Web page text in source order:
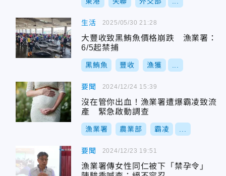
生活
大豐收致黑鮪魚價格崩跌 漁業署：
6/5起禁捕
黑鮪魚 豐收 漁獲
2025/05/30 21:28
要聞
沒在管你出血！漁業署遭爆霸凌致流
產 緊急啟動調查
漁業署 農業部 霸凌
2024/12/24 15:39
要聞
漁業署傳女性同仁被下「禁孕令」
2024/12/23 19:51